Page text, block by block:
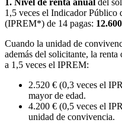
1. Nivel de renta anual del
1,5 veces el Indicador Público
(IPREM*) de 14 pagas: 12.600
Cuando la unidad de
además del solicitante, la
a 1,5 veces el IPREM:
2.520 € (0,3 veces el
mayor de edad.
4.200 € (0,5 veces el
unidad de convivencia.